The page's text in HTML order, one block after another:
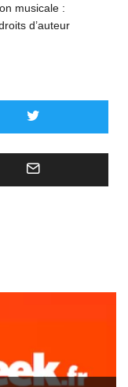
musicale :
d’auteur